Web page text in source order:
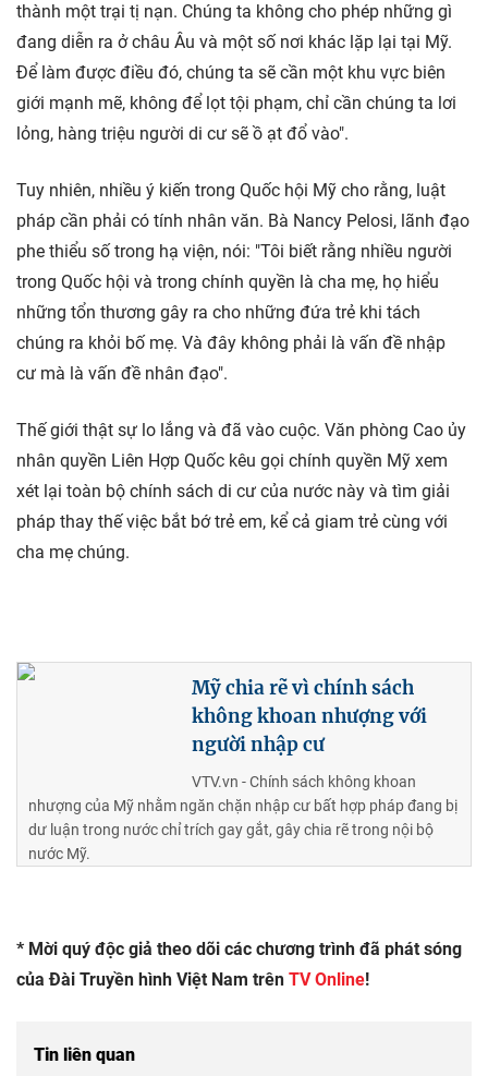
thành một trại tị nạn. Chúng ta không cho phép những gì
đang diễn ra ở châu Âu và một số nơi khác lặp lại tại Mỹ.
Để làm được điều đó, chúng ta sẽ cần một khu vực biên
giới mạnh mẽ, không để lọt tội phạm, chỉ cần chúng ta lơi
lỏng, hàng triệu người di cư sẽ ồ ạt đổ vào".
Tuy nhiên, nhiều ý kiến trong Quốc hội Mỹ cho rằng, luật
pháp cần phải có tính nhân văn. Bà Nancy Pelosi, lãnh đạo
phe thiểu số trong hạ viện, nói: "Tôi biết rằng nhiều người
trong Quốc hội và trong chính quyền là cha mẹ, họ hiểu
những tổn thương gây ra cho những đứa trẻ khi tách
chúng ra khỏi bố mẹ. Và đây không phải là vấn đề nhập
cư mà là vấn đề nhân đạo".
Thế giới thật sự lo lắng và đã vào cuộc. Văn phòng Cao ủy
nhân quyền Liên Hợp Quốc kêu gọi chính quyền Mỹ xem
xét lại toàn bộ chính sách di cư của nước này và tìm giải
pháp thay thế việc bắt bớ trẻ em, kể cả giam trẻ cùng với
cha mẹ chúng.
Mỹ chia rẽ vì chính sách
không khoan nhượng với
người nhập cư
VTV.vn - Chính sách không khoan
nhượng của Mỹ nhằm ngăn chặn nhập cư bất hợp pháp đang bị
dư luận trong nước chỉ trích gay gắt, gây chia rẽ trong nội bộ
nước Mỹ.
* Mời quý độc giả theo dõi các chương trình đã phát sóng
của Đài Truyền hình Việt Nam trên TV Online!
Tin liên quan